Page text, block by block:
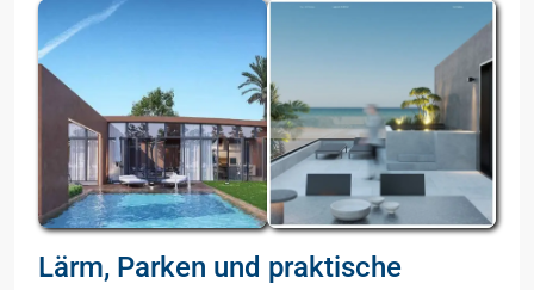
Lärm, Parken und praktische